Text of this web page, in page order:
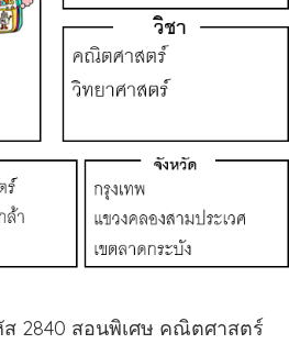
2840 สอนพิเศษ คณิตศาสตร์